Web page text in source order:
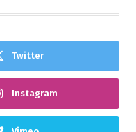
Twitter
Instagram